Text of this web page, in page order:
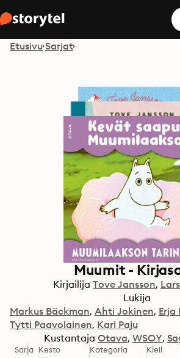
Etusivu Sarjat
Muumit -
Kirjailija Tove Jansson
Lukija
Markus Bäckman Ahti Jokinen Erja
Tytti Paavolainen Kari Paju
Kustantaja Otava WSOY
Sarja Kesto Kategoria Kieli